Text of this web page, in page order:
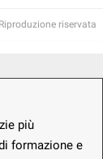
riservata
più
formazione e